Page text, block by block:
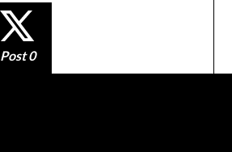
Post 0